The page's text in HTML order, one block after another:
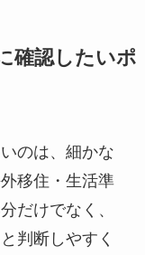
確認したいポ
のは、細かな
移住・生活準
だけでなく、
判断しやすく